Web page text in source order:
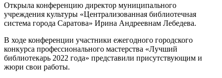
Открыла конференцию директор муниципального
учреждения культуры «Централизованная библиотечная
система города Саратова» Ирина Андреевнам Лебедева.
В ходе конференции участники ежегодного городского
конкурса профессионального мастерства «Лучший
библиотекарь 2022 года» представили присутствующим и
жюри свои работы.